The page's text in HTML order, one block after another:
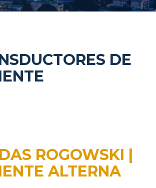
DE
ROGOWSKI |
ALTERNA